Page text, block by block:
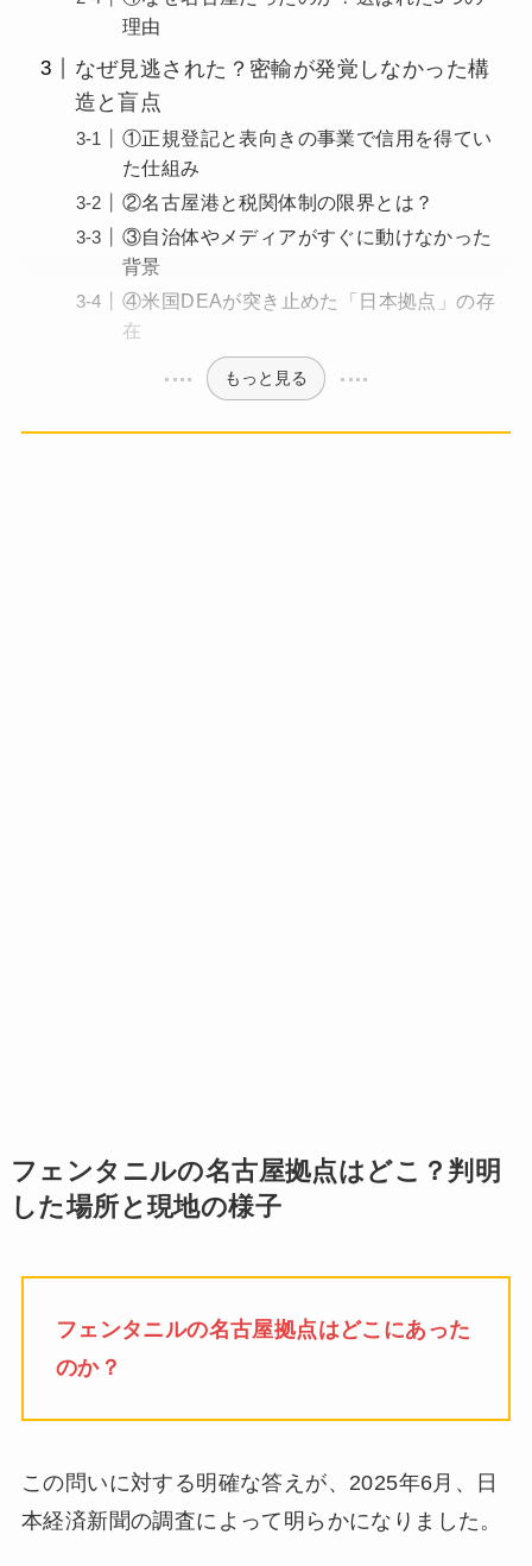
理由
なぜ見逃された？密輸が発覚しなかった構
造と盲点
①正規登記と表向きの事業で信用を得てい
た仕組み
②名古屋港と税関体制の限界とは？
③自治体やメディアがすぐに動けなかった
背景
④米国DEAが突き止めた「日本拠点」の存
在
もっと見る
フェンタニルの名古屋拠点はどこ？判明
した場所と現地の様子
フェンタニルの名古屋拠点はどこにあった
のか？
この問いに対する明確な答えが、2025年6月、日
本経済新聞の調査によって明らかになりました。